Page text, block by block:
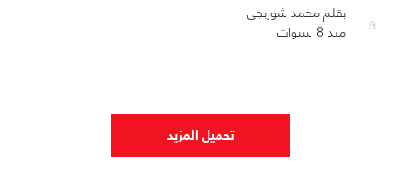
بقلم محمد شوربجي
منذ 8 سنوات
تحميل المزيد